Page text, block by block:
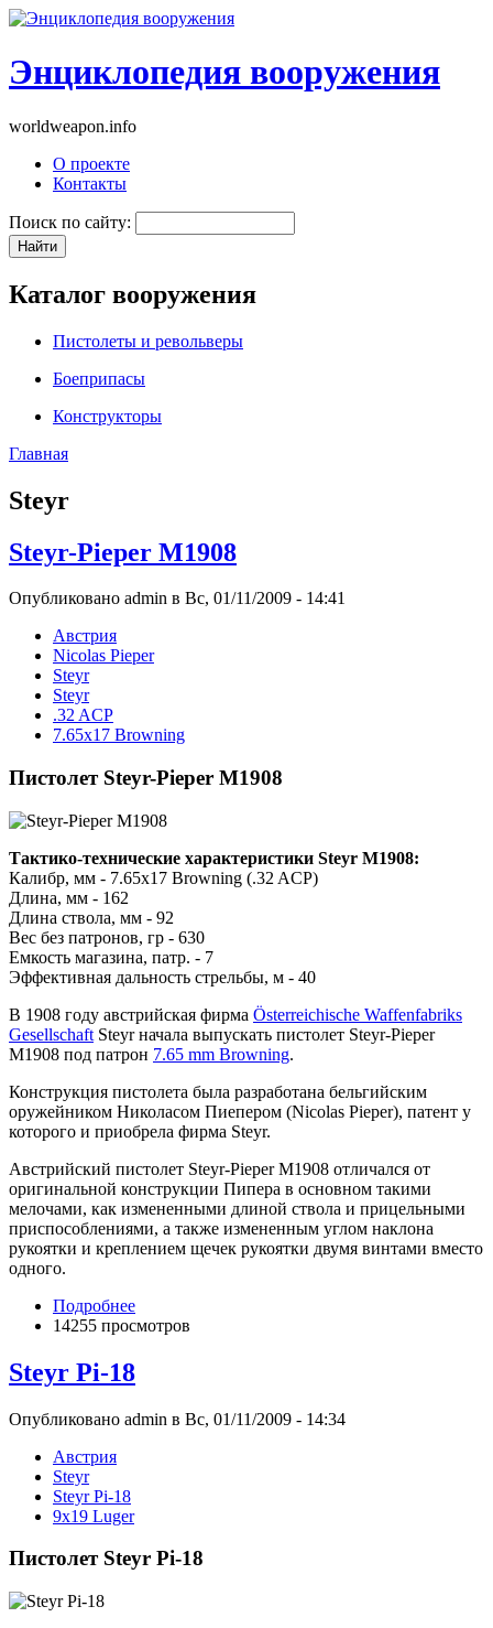
Энциклопедия вооружения
worldweapon.info
О проекте
Контакты
Поиск по сайту:
Каталог вооружения
Пистолеты и револьверы
Боеприпасы
Конструкторы
Главная
Steyr
Steyr-Pieper M1908
Опубликовано admin в Вс, 01/11/2009 - 14:41
Австрия
Nicolas Pieper
Steyr
Steyr
.32 ACP
7.65x17 Browning
Пистолет Steyr-Pieper M1908
Тактико-технические характеристики Steyr M1908:
Калибр, мм - 7.65x17 Browning (.32 ACP)
Длина, мм - 162
Длина ствола, мм - 92
Вес без патронов, гр - 630
Емкость магазина, патр. - 7
Эффективная дальность стрельбы, м - 40
В 1908 году австрийская фирма Österreichische Waffenfabriks
Gesellschaft Steyr начала выпускать пистолет Steyr-Pieper
M1908 под патрон 7.65 mm Browning.
Конструкция пистолета была разработана бельгийским
оружейником Николасом Пиепером (Nicolas Pieper), патент у
которого и приобрела фирма Steyr.
Австрийский пистолет Steyr-Pieper M1908 отличался от
оригинальной конструкции Пипера в основном такими
мелочами, как измененными длиной ствола и прицельными
приспособлениями, а также измененным углом наклона
рукоятки и креплением щечек рукоятки двумя винтами вместо
одного.
Подробнее
14255 просмотров
Steyr Pi-18
Опубликовано admin в Вс, 01/11/2009 - 14:34
Австрия
Steyr
Steyr Pi-18
9x19 Luger
Пистолет Steyr Pi-18